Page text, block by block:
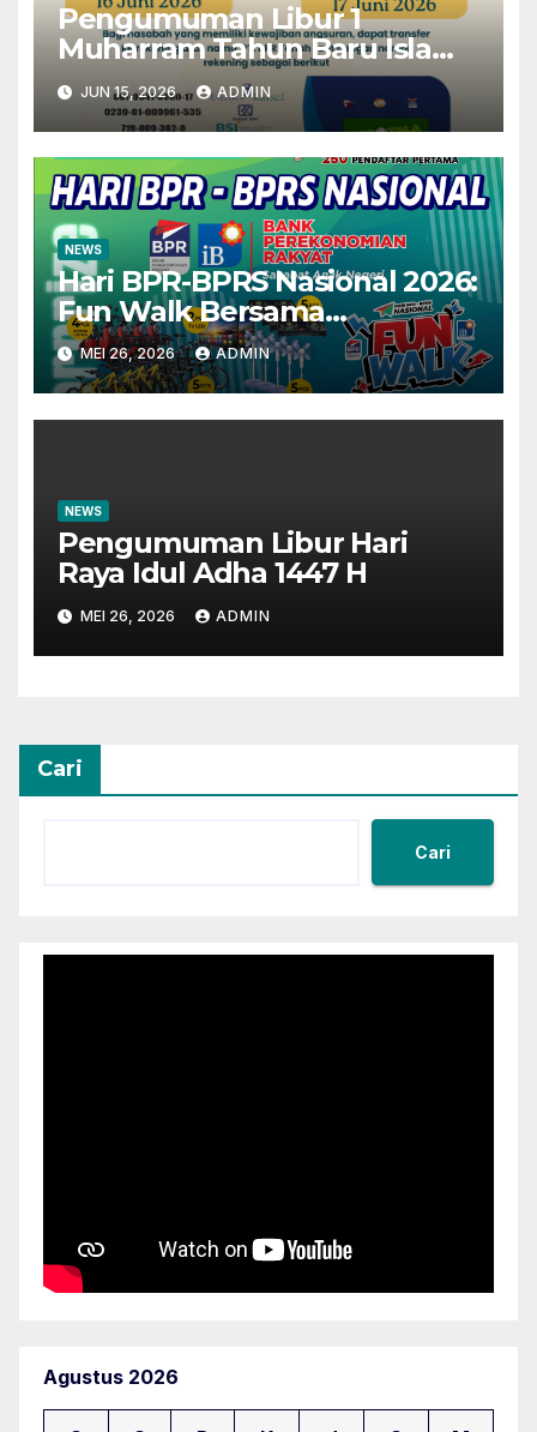
Pengumuman Libur 1
Muharram Tahun Baru Islam
1448H
JUN 15, 2026 ADMIN
NEWS
Hari BPR-BPRS Nasional 2026:
Fun Walk Bersama
Masyarakat dan Insan
Perbankan
MEI 26, 2026 ADMIN
NEWS
Pengumuman Libur Hari
Raya Idul Adha 1447 H
MEI 26, 2026 ADMIN
Cari
Cari
Agustus 2026